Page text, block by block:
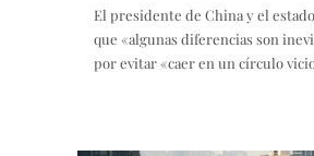
El presidente de China y el
que «algunas diferencias son
por evitar «caer en un círculo